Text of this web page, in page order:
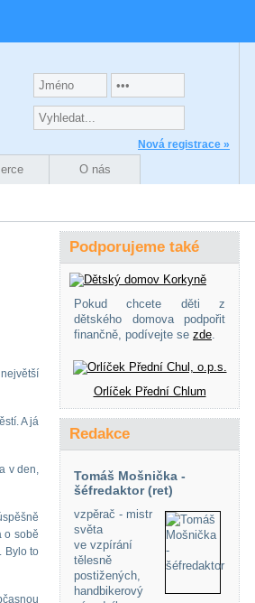
Nová registrace »
O nás
A já
v den,
o sobě
Bylo to
Podporujeme také
Pokud chcete děti z
dětského domova podpořit
finančně, podívejte se zde.
Orlíček Přední Chlum
Redakce
Tomáš Mošnička -
šéfredaktor (ret)
vzpěrač - mistr
světa
ve vzpírání
tělesně
postižených,
handbikerový